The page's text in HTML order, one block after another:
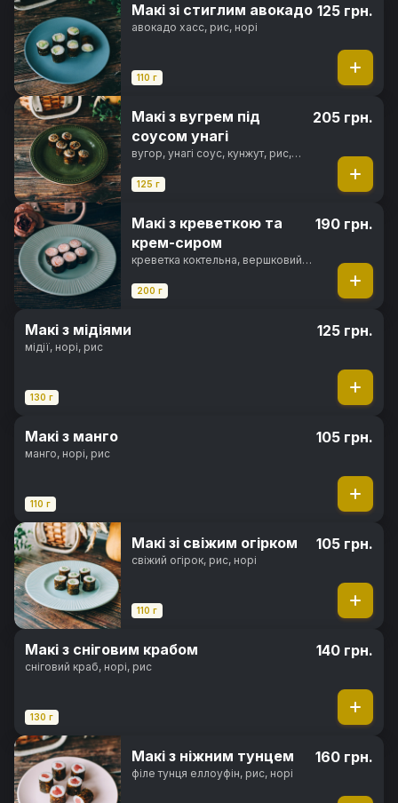
Макі зі стиглим авокадо
авокадо хасс, рис, норі
110 г
125 грн.
Макі з вугрем під
соусом унагі
вугор, унагі соус, кунжут, рис,
125 г
205 грн.
Макі з креветкою та
крем-сиром
креветка коктельна, вершковий
200 г
190 грн.
Макі з мідіями
мідії, норі, рис
130 г
125 грн.
Макі з манго
манго, норі, рис
110 г
105 грн.
Макі зі свіжим огірком
свіжий огірок, рис, норі
110 г
105 грн.
Макі з сніговим крабом
сніговий краб, норі, рис
130 г
140 грн.
Макі з ніжним тунцем
філе тунця еллоуфін, рис, норі
160 грн.